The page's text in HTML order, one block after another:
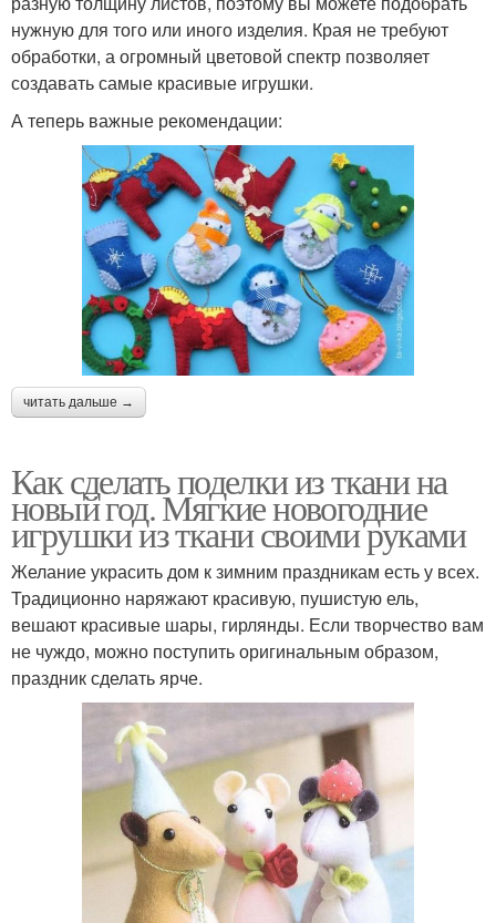
нужную для того или иного изделия. Края не требуют
обработки, а огромный цветовой спектр позволяет
создавать самые красивые игрушки.
А теперь важные рекомендации:
читать дальше →
Как сделать поделки из ткани на
новый год. Мягкие новогодние
игрушки из ткани своими руками
Желание украсить дом к зимним праздникам есть у всех.
Традиционно наряжают красивую, пушистую ель,
вешают красивые шары, гирлянды. Если творчество вам
не чуждо, можно поступить оригинальным образом,
праздник сделать ярче.